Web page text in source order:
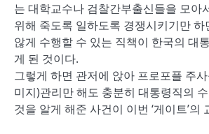
는 대학교수나 검찰간부출신들을 모아
위해 죽도록 일하도록 경쟁시키기만 하
않게 수행할 수 있는 직책이 한국의 대
게 된 것이다.
그렇게 하면 관저에 앉아 프로포플 주
미지)관리만 해도 충분히 대통령직의
것을 알게 해준 사건이 이번 ‘게이트’의